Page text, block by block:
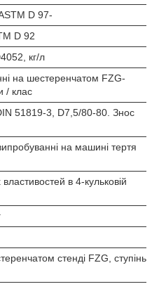
D 97-
D 92
кг/л
на шестеренчатом FZG-
/ клас
51819-3, D7,5/80-80. Знос
на машині тертя
в 4-кульковій
стенді FZG, ступінь